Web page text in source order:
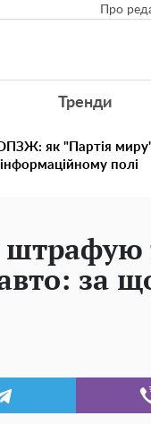
Про
Тренди
як "Партія
полі
штрафую
за